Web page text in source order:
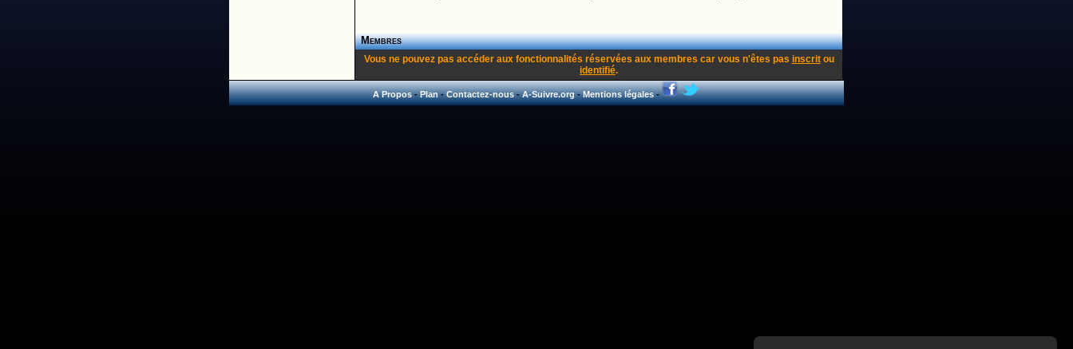
Membres
Vous ne pouvez pas accéder aux fonctionnalités réservées aux membres car vous n'êtes pas inscritou
identifié.
A Propos-Plan-Contactez-nous-A-Suivre.org-Mentions légales-